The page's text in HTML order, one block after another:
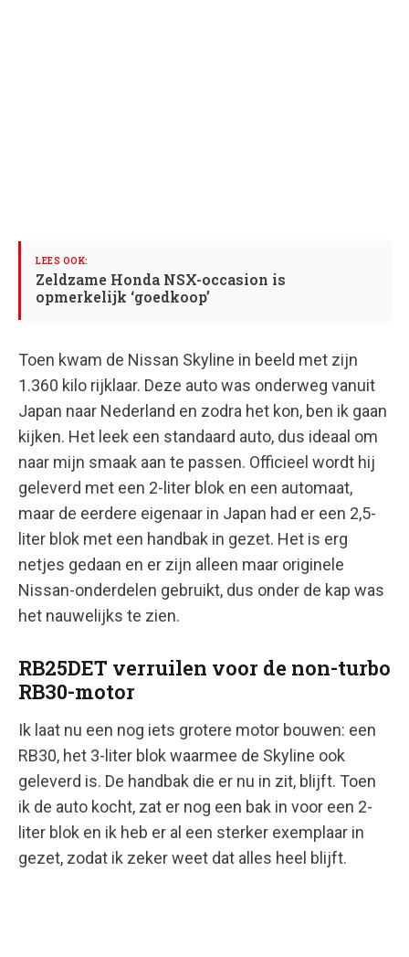
Zeldzame Honda NSX-occasion is
opmerkelijk ‘goedkoop’
Toen kwam de Nissan Skyline in beeld met zijn
1.360 kilo rijklaar. Deze auto was onderweg vanuit
Japan naar Nederland en zodra het kon, ben ik gaan
kijken. Het leek een standaard auto, dus ideaal om
naar mijn smaak aan te passen. Officieel wordt hij
geleverd met een 2-liter blok en een automaat,
maar de eerdere eigenaar in Japan had er een 2,5-
liter blok met een handbak in gezet. Het is erg
netjes gedaan en er zijn alleen maar originele
Nissan-onderdelen gebruikt, dus onder de kap was
het nauwelijks te zien.
RB25DET verruilen voor de non-turbo
RB30-motor
Ik laat nu een nog iets grotere motor bouwen: een
RB30, het 3-liter blok waarmee de Skyline ook
geleverd is. De handbak die er nu in zit, blijft. Toen
ik de auto kocht, zat er nog een bak in voor een 2-
liter blok en ik heb er al een sterker exemplaar in
gezet, zodat ik zeker weet dat alles heel blijft.